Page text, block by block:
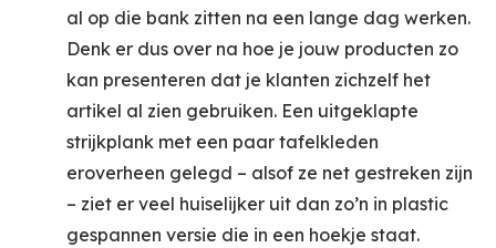
al op die bank zitten na een lange dag werken.
Denk er dus over na hoe je jouw producten zo
kan presenteren dat je klanten zichzelf het
artikel al zien gebruiken. Een uitgeklapte
strijkplank met een paar tafelkleden
eroverheen gelegd – alsof ze net gestreken zijn
– ziet er veel huiselijker uit dan zo’n in plastic
gespannen versie die in een hoekje staat.